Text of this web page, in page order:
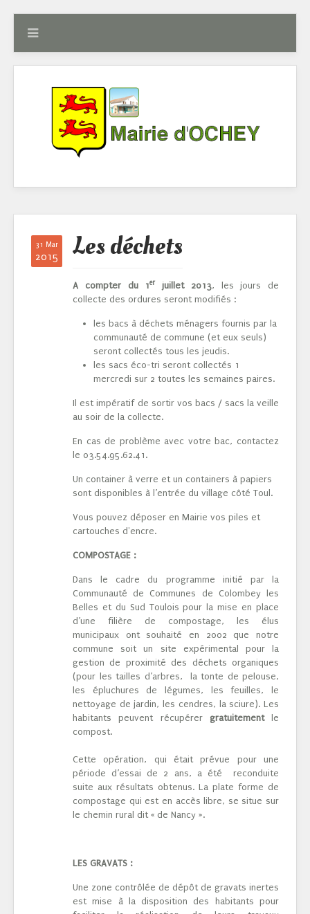
31 Mar
2015 Les déchets
A compter du 1er juillet 2013, les jours de
collecte des ordures seront modifiés :
les bacs à déchets ménagers fournis par la
communauté de commune (et eux seuls)
seront collectés tous les jeudis.
les sacs éco-tri seront collectés 1
mercredi sur 2 toutes les semaines paires.
Il est impératif de sortir vos bacs / sacs la veille
au soir de la collecte.
En cas de problème avec votre bac, contactez
le 03.54.95.62.41.
Un container à verre et un containers à papiers
sont disponibles à l’entrée du village côté Toul.
Vous pouvez déposer en Mairie vos piles et
cartouches d'encre.
COMPOSTAGE :
Dans le cadre du programme initié par la
Communauté de Communes de Colombey les
Belles et du Sud Toulois pour la mise en place
d’une filière de compostage, les élus
municipaux ont souhaité en 2002 que notre
commune soit un site expérimental pour la
gestion de proximité des déchets organiques
(pour les tailles d’arbres, la tonte de pelouse,
les épluchures de légumes, les feuilles, le
nettoyage de jardin, les cendres, la sciure). Les
habitants peuvent récupérer gratuitementle
compost.
Cette opération, qui était prévue pour une
période d’essai de 2 ans, a été reconduite
suite aux résultats obtenus. La plate forme de
compostage qui est en accès libre, se situe sur
le chemin rural dit « de Nancy ».
LES GRAVATS :
Une zone contrôlée de dépôt de gravats inertes
est mise à la disposition des habitants pour